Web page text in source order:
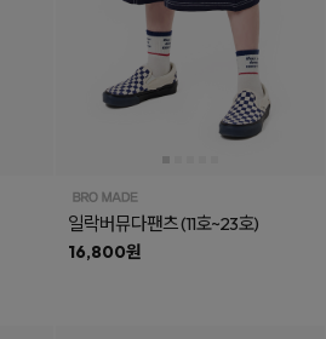
일락버뮤다팬츠(11호~23호)
16,800원